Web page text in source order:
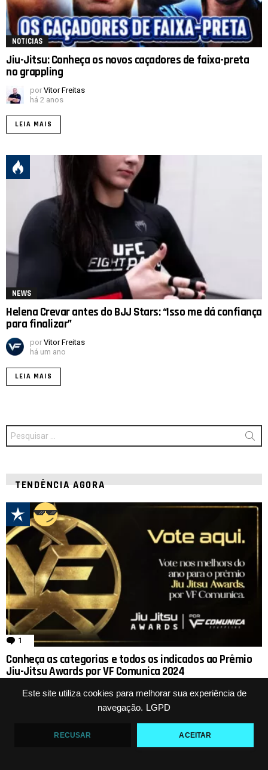
Este site utiliza cookies para melhorar sua experiência de
navegação. LGPD
RECUSAR ACEITAR
NOTICIAS
Jiu-Jitsu: Conheça os novos caçadores de faixa-preta
no grappling
por Vitor Freitas
há 2 anos
LEIA MAIS
NEWS
Helena Crevar antes do BJJ Stars: “Isso me dá confiança
para finalizar”
por Vitor Freitas
há um ano
LEIA MAIS
Procurar
por:
TENDÊNCIA AGORA
1 comentário
Conheça as categorias e todos os indicados ao Prêmio
Jiu-Jitsu Awards por VF Comunica 2024
A temporada 2023 chegou ao fim e agora é o momento de premiar os
atletas, professores e profissionais que mais se destacaram ao longo
do ano em diversas posições.